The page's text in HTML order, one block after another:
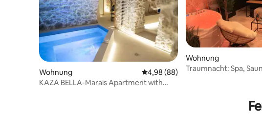
Wohnung Durchschnittliche Bewertung:
4,98 (88)
KAZA BELLA-Marais Apartment with
Wohnung
Traumnacht: Spa,